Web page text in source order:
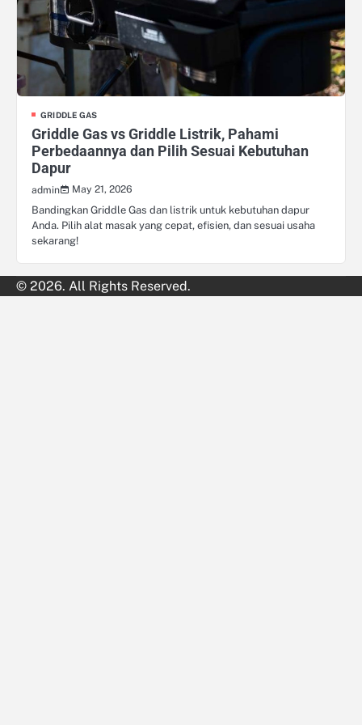
GRIDDLE GAS
Griddle Gas vs Griddle Listrik, Pahami
Perbedaannya dan Pilih Sesuai Kebutuhan
Dapur
admin
May 21, 2026
Bandingkan Griddle Gas dan listrik untuk kebutuhan dapur
Anda. Pilih alat masak yang cepat, efisien, dan sesuai usaha
sekarang!
© 2026. All Rights Reserved.